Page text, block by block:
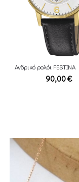
Ανδρικό ρολόι
90,00€